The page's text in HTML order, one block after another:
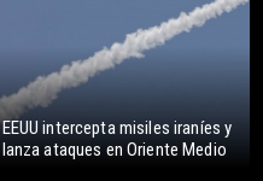
EEUU intercepta misiles iraníes y
lanza ataques en Oriente Medio